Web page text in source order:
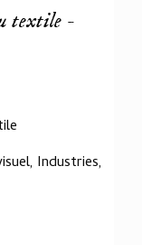
textile -
Industries,